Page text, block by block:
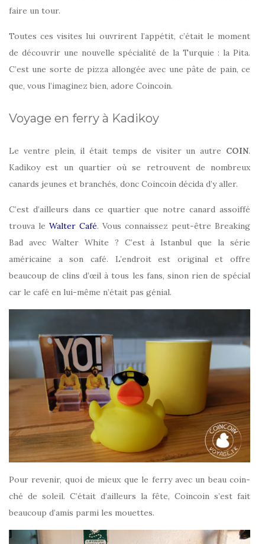
faire un tour.
Toutes ces visites lui ouvrirent l’appétit, c’était le moment
de découvrir une nouvelle spécialité de la Turquie : la Pita.
C’est une sorte de pizza allongée avec une pâte de pain, ce
que, vous l’imaginez bien, adore Coincoin.
Voyage en ferry à Kadikoy
Le ventre plein, il était temps de visiter un autre COIN.
Kadikoy est un quartier où se retrouvent de nombreux
canards jeunes et branchés, donc Coincoin décida d’y aller.
C’est d’ailleurs dans ce quartier que notre canard assoiffé
trouva le Walter Café. Vous connaissez peut-être Breaking
Bad avec Walter White ? C’est à Istanbul que la série
américaine a son café. L’endroit est original et offre
beaucoup de clins d’œil à tous les fans, sinon rien de spécial
car le café en lui-même n’était pas génial.
Pour revenir, quoi de mieux que le ferry avec un beau coin-
ché de soleil. C’était d’ailleurs la fête, Coincoin s’est fait
beaucoup d’amis parmi les mouettes.